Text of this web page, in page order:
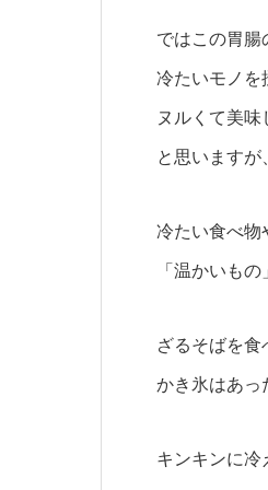
ではこの胃
冷たいモノを
ヌルくて美
と思いますが
冷たい食べ物
「温かいも
ざるそばを食
かき氷はあっ
キンキンに冷